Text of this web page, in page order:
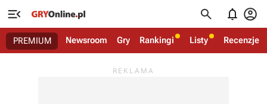
   
PREMIUM Newsroom Gry Rankingi Listy Recenzje